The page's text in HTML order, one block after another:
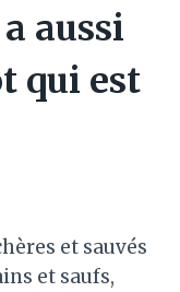
aussi
qui est
et sauvés
et saufs,